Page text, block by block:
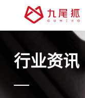
行业资讯